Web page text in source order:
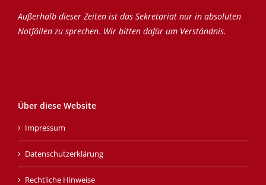
Außerhalb dieser Zeiten ist das Sekretariat nur in absoluten
Notfällen zu sprechen. Wir bitten dafür um Verständnis.
Über diese Website
Impressum
Datenschutzerklärung
Rechtliche Hinweise